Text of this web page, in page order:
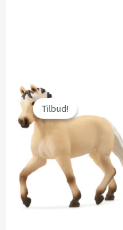
Tilbud!
Tilbud!